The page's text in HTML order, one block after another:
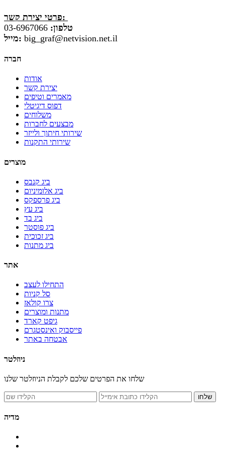
פרטי יצירת קשר:
טלפון: 03-6967066
מייל: big_graf@netvision.net.il
חברה
אודות
יצירת קשר
מאמרים וטיפים
דפוס דיגיטלי
משלוחים
מבצעים לחברות
שירותי חיתוך ולייזר
שירותי התקנות
מוצרים
ביג קנבס
ביג אלומיניום
ביג פרספקס
ביג עץ
ביג בד
ביג פוסטר
ביג זכוכית
ביג מתנות
אתר
התחילו לעצב
סל קניות
צרו קולאז
מתנות ומוצרים
גיפט קארד
פייסבוק ואינסטגרם
אבטחה באתר
ניוזלטר
שלחו את הפרטים שלכם לקבלת הניוזלטר שלנו
מדיה